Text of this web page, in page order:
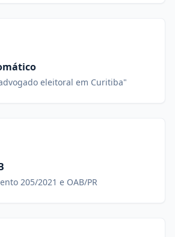
eleitoral em Curitiba"
205/2021 e OAB/PR